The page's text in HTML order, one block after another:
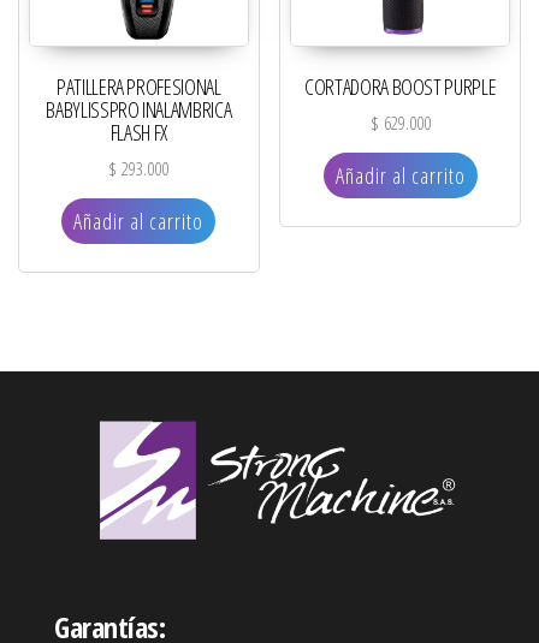
PATILLERA PROFESIONAL
BABYLISSPRO INALAMBRICA
FLASH FX
$ 293.000
Añadir al carrito
CORTADORA BOOST PURPLE
$ 629.000
Añadir al carrito
Garantías: